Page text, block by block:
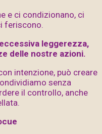
e ci condizionano, ci
feriscono.
leggerezza,
delle nostre azioni.
intenzione, può creare
senza
il controllo, anche